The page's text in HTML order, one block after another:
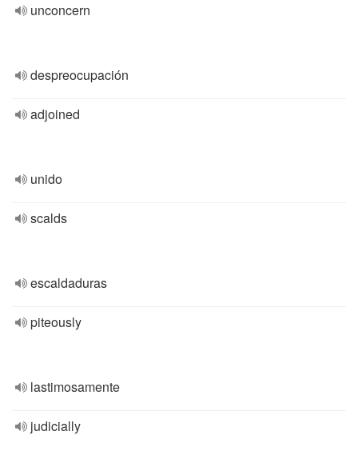
unconcern
despreocupación
adjoined
unido
scalds
escaldaduras
piteously
lastimosamente
judicially